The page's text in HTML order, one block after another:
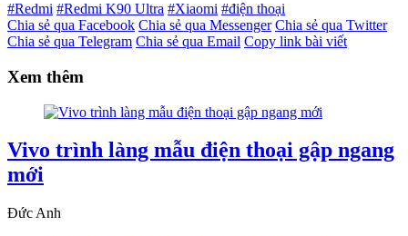
#Redmi #Redmi K90 Ultra #Xiaomi #điện thoại
Chia sẻ qua Facebook Chia sẻ qua Messenger Chia sẻ qua Twitter
Chia sẻ qua Telegram Chia sẻ qua Email Copy link bài viết
Xem thêm
Vivo trình làng mẫu điện thoại gập ngang
mới
Đức Anh